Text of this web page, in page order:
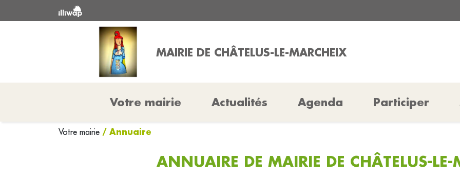
MAIRIE DE CHÂTELUS-LE-MARCHEIX
Votre mairie Actualités Agenda Participer
Votre mairie / Annuaire
ANNUAIRE DE MAIRIE DE CHÂTELUS-LE-